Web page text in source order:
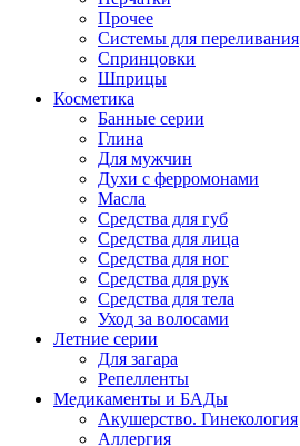
Прочее
Системы для переливания
Спринцовки
Шприцы
Косметика
Банные серии
Глина
Для мужчин
Духи с ферромонами
Масла
Средства для губ
Средства для лица
Средства для ног
Средства для рук
Средства для тела
Уход за волосами
Летние серии
Для загара
Репелленты
Медикаменты и БАДы
Акушерство. Гинекология
Аллергия